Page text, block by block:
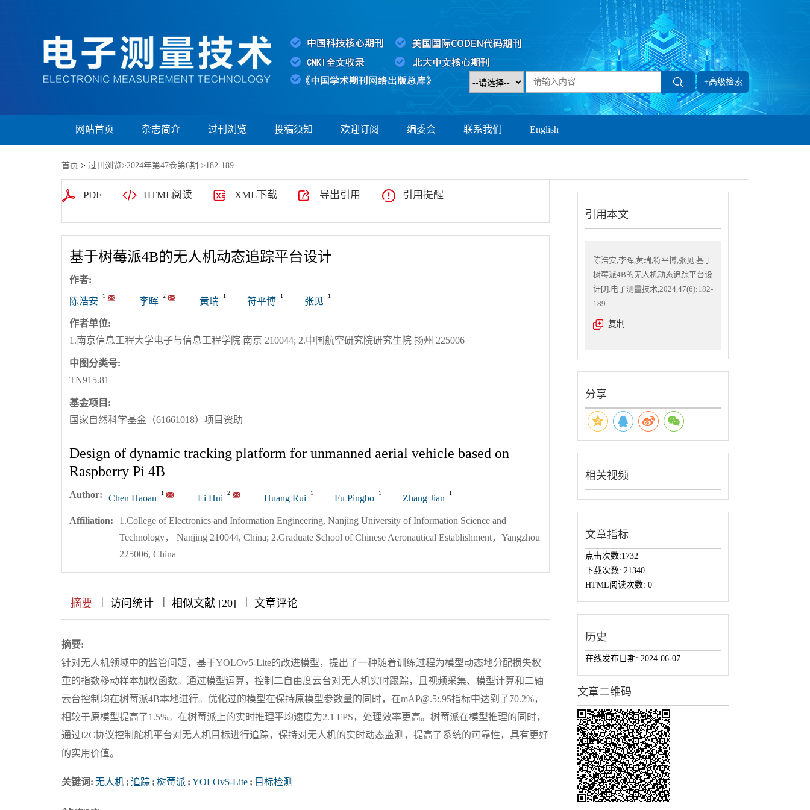
+高级检索
网站首页 杂志简介 过刊浏览 投稿须知 欢迎订阅 编委会 联系我们 English
首页 > 过刊浏览>2024年第47卷第6期 >182-189
PDF HTML阅读 XML下载 导出引用 引用提醒
基于树莓派4B的无人机动态追踪平台设计
作者:
陈浩安
1
李晖
2
黄瑞
1
符平博
1
张见
1
作者单位:
1.南京信息工程大学电子与信息工程学院 南京 210044; 2.中国航空研究院研究生院 扬州 225006
中图分类号:
TN915.81
基金项目:
国家自然科学基金（61661018）项目资助
Design of dynamic tracking platform for unmanned aerial vehicle based on
Raspberry Pi 4B
Author: Chen Haoan
1
Li Hui
2
Huang Rui
1
Fu Pingbo
1
Zhang Jian
1
Affiliation:
1.College of Electronics and Information Engineering, Nanjing University of Information Science and
Technology， Nanjing 210044, China; 2.Graduate School of Chinese Aeronautical Establishment，Yangzhou
225006, China
摘要 || 访问统计 || 相似文献 [20] ||| 文章评论
摘要:
针对无人机领域中的监管问题，基于YOLOv5-Lite的改进模型，提出了一种随着训练过程为模型动态地分配损失权
重的指数移动样本加权函数。通过模型运算，控制二自由度云台对无人机实时跟踪，且视频采集、模型计算和二轴
云台控制均在树莓派4B本地进行。优化过的模型在保持原模型参数量的同时，在mAP@.5:.95指标中达到了70.2%，
相较于原模型提高了1.5%。在树莓派上的实时推理平均速度为2.1 FPS，处理效率更高。树莓派在模型推理的同时，
通过I2C协议控制舵机平台对无人机目标进行追踪，保持对无人机的实时动态监测，提高了系统的可靠性，具有更好
的实用价值。
关键词: 无人机 ; 追踪 ; 树莓派 ; YOLOv5-Lite ; 目标检测
引用本文
陈浩安,李晖,黄瑞,符平博,张见.基于
树莓派4B的无人机动态追踪平台设
计[J].电子测量技术,2024,47(6):182-
189
复制
分享
相关视频
文章指标
点击次数:1732
下载次数: 21340
HTML阅读次数: 0
历史
在线发布日期: 2024-06-07
文章二维码